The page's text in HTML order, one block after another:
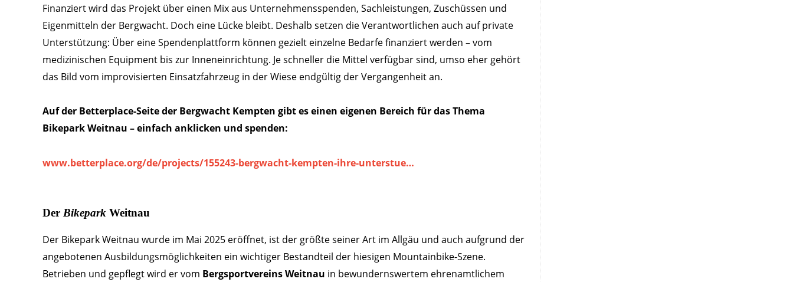
Finanziert wird das Projekt über einen Mix aus Unternehmensspenden, Sachleistungen, Zuschüssen und
Eigenmitteln der Bergwacht. Doch eine Lücke bleibt. Deshalb setzen die Verantwortlichen auch auf private
Unterstützung: Über eine Spendenplattform können gezielt einzelne Bedarfe finanziert werden – vom
medizinischen Equipment bis zur Inneneinrichtung. Je schneller die Mittel verfügbar sind, umso eher gehört
das Bild vom improvisierten Einsatzfahrzeug in der Wiese endgültig der Vergangenheit an.
Auf der Betterplace-Seite der Bergwacht Kempten gibt es einen eigenen Bereich für das Thema
Bikepark Weitnau – einfach anklicken und spenden:
www.betterplace.org/de/projects/155243-bergwacht-kempten-ihre-unterstue…
Der Bikepark Weitnau
Der Bikepark Weitnau wurde im Mai 2025 eröffnet, ist der größte seiner Art im Allgäu und auch aufgrund der
angebotenen Ausbildungsmöglichkeiten ein wichtiger Bestandteil der hiesigen Mountainbike-Szene.
Betrieben und gepflegt wird er vom Bergsportvereins Weitnau in bewundernswertem ehrenamtlichem